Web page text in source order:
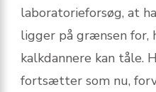
laboratorieforsøg, at
ligger på grænsen for,
kalkdannere kan tåle.
fortsætter som nu,